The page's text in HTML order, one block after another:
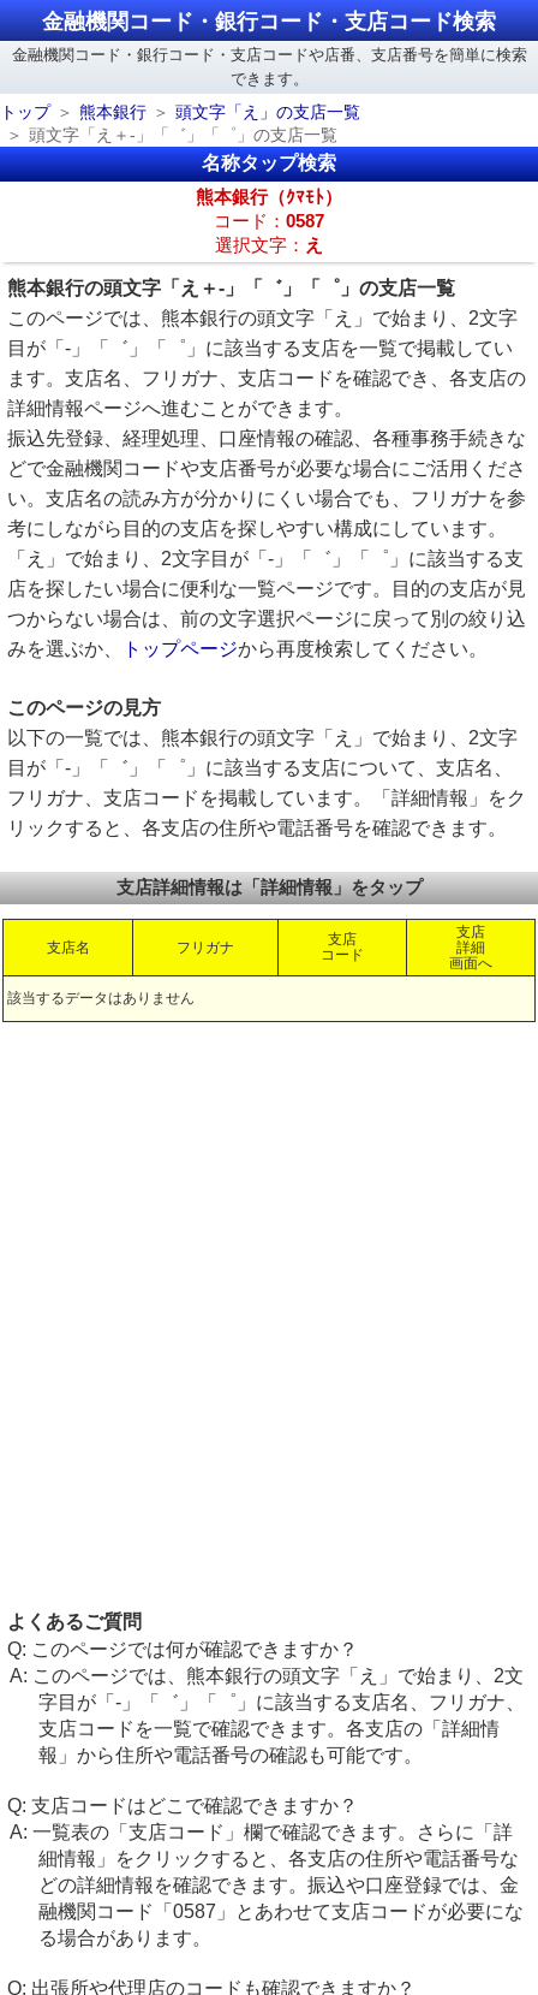
金融機関コード・銀行コード・支店コード検索
金融機関コード・銀行コード・支店コードや店番、支店番号を簡単に検索
できます。
トップ
熊本銀行
頭文字「え」の支店一覧
頭文字「え＋-」「゛」「゜」の支店一覧
名称タップ検索
熊本銀行（ｸﾏﾓﾄ）
コード： 0587
選択文字： え
熊本銀行の頭文字「え＋-」「゛」「゜」の支店一覧
このページでは、熊本銀行の頭文字「え」で始まり、2文字
目が「-」「゛」「゜」に該当する支店を一覧で掲載してい
ます。支店名、フリガナ、支店コードを確認でき、各支店の
詳細情報ページへ進むことができます。
振込先登録、経理処理、口座情報の確認、各種事務手続きな
どで金融機関コードや支店番号が必要な場合にご活用くださ
い。支店名の読み方が分かりにくい場合でも、フリガナを参
考にしながら目的の支店を探しやすい構成にしています。
「え」で始まり、2文字目が「-」「゛」「゜」に該当する支
店を探したい場合に便利な一覧ページです。目的の支店が見
つからない場合は、前の文字選択ページに戻って別の絞り込
みを選ぶか、
トップページから再度検索してください。
このページの見方
以下の一覧では、熊本銀行の頭文字「え」で始まり、2文字
目が「-」「゛」「゜」に該当する支店について、支店名、
フリガナ、支店コードを掲載しています。「詳細情報」をク
リックすると、各支店の住所や電話番号を確認できます。
支店詳細情報は「詳細情報」をタップ
支店名 フリガナ
支店
コード
支店
詳細
画面へ
該当するデータはありません
よくあるご質問
このページでは何が確認できますか？
このページでは、熊本銀行の頭文字「え」で始まり、2文
字目が「-」「゛」「゜」に該当する支店名、フリガナ、
支店コードを一覧で確認できます。各支店の「詳細情
報」から住所や電話番号の確認も可能です。
支店コードはどこで確認できますか？
一覧表の「支店コード」欄で確認できます。さらに「詳
細情報」をクリックすると、各支店の住所や電話番号な
どの詳細情報を確認できます。振込や口座登録では、金
融機関コード「0587」とあわせて支店コードが必要にな
る場合があります。
出張所や代理店のコードも確認できますか？